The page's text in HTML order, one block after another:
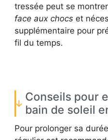
tressée peut se
face aux chocs et
supplémentaire pour
fil du temps.
Conseils pour
bain de soleil
Pour prolonger sa